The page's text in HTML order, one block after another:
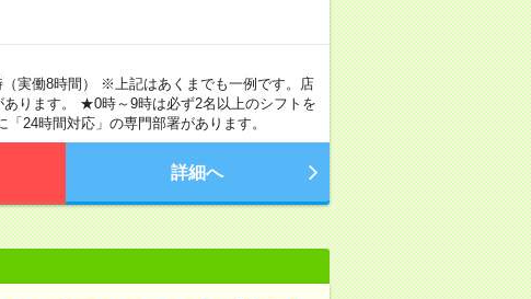
実働8時間） ※上記はあくまでも一例です。店
ります。 ★0時～9時は必ず2名以上のシフトを
24時間対応」の専門部署があります。
詳細へ